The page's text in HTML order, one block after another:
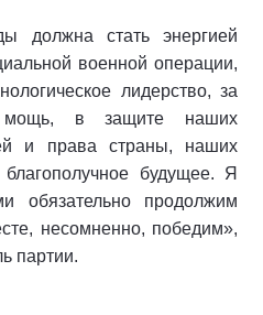
должна стать энергией
военной операции,
лидерство, за
мощь, в защите наших
и права страны, наших
будущее. Я
продолжим
несомненно, победим»,
партии.